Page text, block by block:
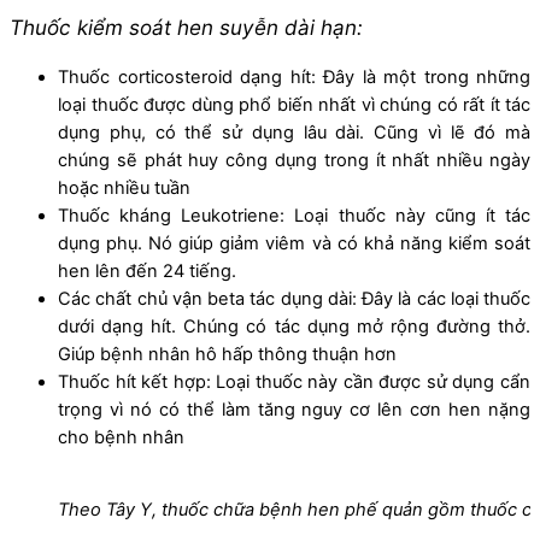
Thuốc kiểm soát hen suyễn dài hạn:
Thuốc corticosteroid dạng hít: Đây là một trong những
loại thuốc được dùng phổ biến nhất vì chúng có rất ít tác
dụng phụ, có thể sử dụng lâu dài. Cũng vì lẽ đó mà
chúng sẽ phát huy công dụng trong ít nhất nhiều ngày
hoặc nhiều tuần
Thuốc kháng Leukotriene: Loại thuốc này cũng ít tác
dụng phụ. Nó giúp giảm viêm và có khả năng kiểm soát
hen lên đến 24 tiếng.
Các chất chủ vận beta tác dụng dài: Đây là các loại thuốc
dưới dạng hít. Chúng có tác dụng mở rộng đường thở.
Giúp bệnh nhân hô hấp thông thuận hơn
Thuốc hít kết hợp: Loại thuốc này cần được sử dụng cẩn
trọng vì nó có thể làm tăng nguy cơ lên cơn hen nặng
cho bệnh nhân
Theo Tây Y, thuốc chữa bệnh hen phế quản gồm thuốc